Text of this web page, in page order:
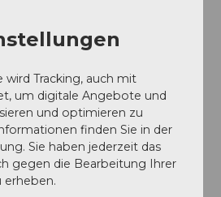
eine Ägerisee-Runde machen
ein paar Turnschuhe oder die
So gerüstet lassen sich
wird Tracking, auch mit
um digitale Angebote und
und optimieren zu
finden Sie in der
Sie haben jederzeit das
gegen die Bearbeitung Ihrer
erheben.